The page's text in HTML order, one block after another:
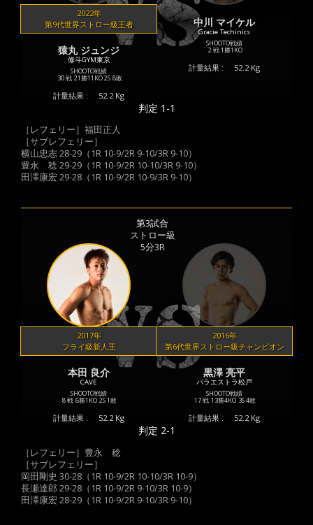
2022年
第9代世界ストロー級王者
猿丸 ジュンジ
修斗GYM東京
SHOOTO戦績
30 戦 21勝11KO 2S 8敗
計量結果 : 52.2 Kg
中川 マイケル
Gracie Techinics
SHOOTO戦績
2 戦 1勝1KO
計量結果 : 52.2 Kg
判定 1-1
［レフェリー］福田正人
［サブレフェリー］
横山忠志 28-29（1R 10-9/2R 9-10/3R 9-10）
豊永 稔 29-29（1R 10-9/2R 10-10/3R 9-10）
田澤康宏 29-28（1R 10-9/2R 10-9/3R 9-10）
第3試合
ストロー級
5分3R
2017年
フライ級新人王
本田 良介
CAVE
SHOOTO戦績
8 戦 6勝1KO 2S 1敗
計量結果 : 52.2 Kg
2016年
第6代世界ストロー級チャンピオン
黒澤 亮平
パラエストラ松戸
SHOOTO戦績
17 戦 13勝4KO 3S 4敗
計量結果 : 52.2 Kg
判定 2-1
［レフェリー］豊永 稔
［サブレフェリー］
岡田剛史 30-28（1R 10-9/2R 10-10/3R 10-9）
長瀬達郎 29-28（1R 10-9/2R 9-10/3R 10-9）
田澤康宏 28-29（1R 10-9/2R 9-10/3R 9-10）